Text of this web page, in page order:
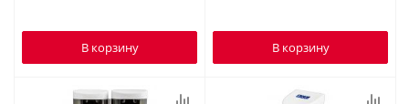
В корзину В корзину